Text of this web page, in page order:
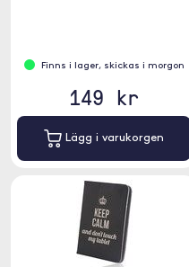
Finns i lager, skickas i morgon
149 kr
Lägg i varukorgen